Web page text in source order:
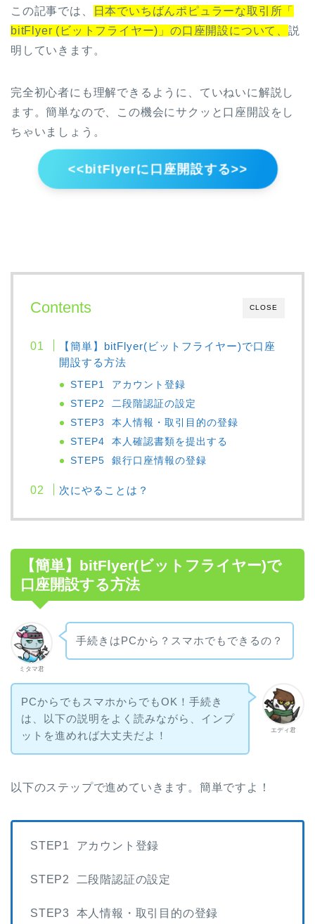
この記事では、
日本でいちばんポピュラーな取引所「
bitFlyer (ビットフライヤー)」の口座開設について、 説
明していきます。
完全初心者にも理解できるように、ていねいに解説し
ます。簡単なので、この機会にサクッと口座開設をし
ちゃいましょう。
<<bitFlyerに口座開設する>>
CLOSE
Contents
【簡単】bitFlyer(ビットフライヤー)で口座
開設する方法
STEP1 アカウント登録
STEP2 二段階認証の設定
STEP3 本人情報・取引目的の登録
STEP4 本人確認書類を提出する
STEP5 銀行口座情報の登録
次にやることは？
【簡単】bitFlyer(ビットフライヤー)で
口座開設する方法
ミタマ君
手続きはPCから？スマホでもできるの？
エディ君
PCからでもスマホからでもOK！手続き
は、以下の説明をよく読みながら、インプ
ットを進めれば大丈夫だよ！
以下のステップで進めていきます。簡単ですよ！
STEP1 アカウント登録
STEP2 二段階認証の設定
STEP3 本人情報・取引目的の登録